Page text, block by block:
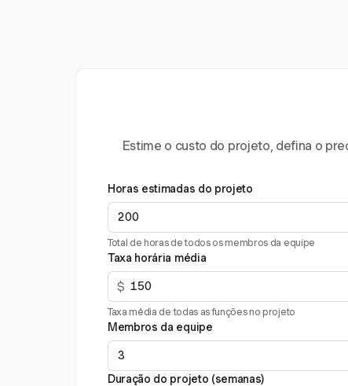
Estime o custo do projeto, defina o
Horas estimadas do projeto
Total de horas de todos os membros da equipe
Taxa horária média
$
Taxa média de todas as funções no projeto
Membros da equipe
Duração do projeto (semanas)